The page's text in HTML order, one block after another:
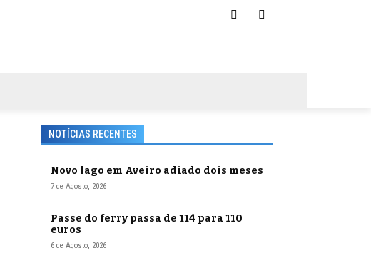
NOTÍCIAS RECENTES
Novo lago em Aveiro adiado dois meses
7 de Agosto, 2026
Passe do ferry passa de 114 para 110
euros
6 de Agosto, 2026